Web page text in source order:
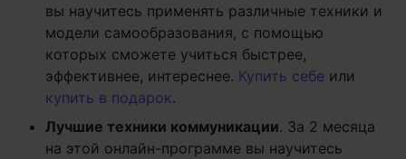
вы научитесь применять различные техники и
модели самообразования, с помощью
которых сможете учиться быстрее,
эффективнее, интереснее. Купить себе или
купить в подарок.
Лучшие техники коммуникации. За 2 месяца
на этой онлайн-программе вы научитесь